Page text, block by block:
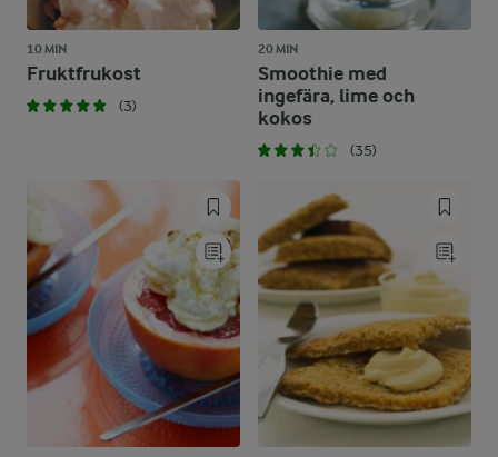
10 MIN
Fruktfrukost
(3)
20 MIN
Smoothie med
ingefära, lime och
kokos
(35)